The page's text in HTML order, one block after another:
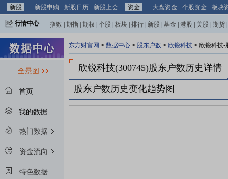
新股
新股申购 新股日历 新股上会 资金 大盘资金 个股资金 板块
行情中心 指数 期指 期权 个股 板块 排行 新股 基金 港股 美股 期货
全景图
首页
我的数据
热门数据
资金流向
特色数据
东方财富网 > 数据中心 > 股东户数 > 欣锐科技 > 欣锐科技-
欣锐科技(300745)股东户数历史详情
股东户数历史变化趋势图